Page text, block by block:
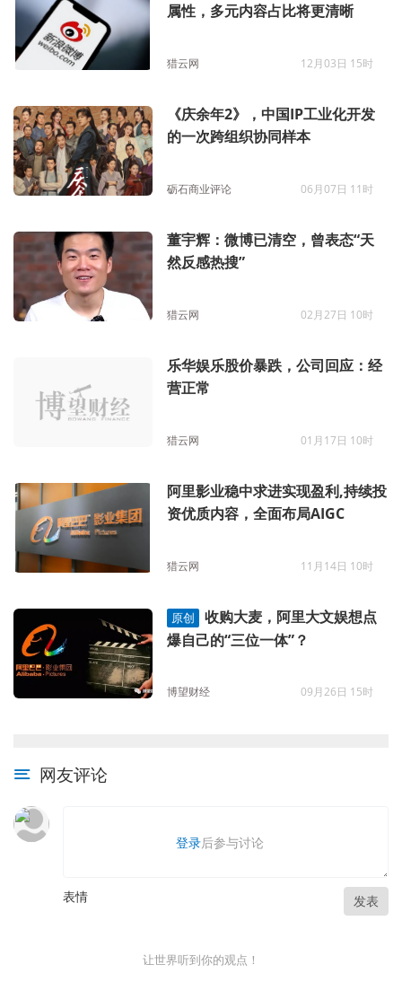
属性，多元内容占比将更清晰
猎云网 12月03日 15时
《庆余年2》，中国IP工业化开发
的一次跨组织协同样本
砺石商业评论 06月07日 11时
董宇辉：微博已清空，曾表态“天
然反感热搜”
猎云网 02月27日 10时
乐华娱乐股价暴跌，公司回应：经
营正常
猎云网 01月17日 10时
阿里影业稳中求进实现盈利,持续投
资优质内容，全面布局AIGC
猎云网 11月14日 10时
原创
收购大麦，阿里大文娱想点
爆自己的“三位一体”？
博望财经 09月26日 15时
网友评论
登录后参与讨论
表情 发表
让世界听到你的观点！